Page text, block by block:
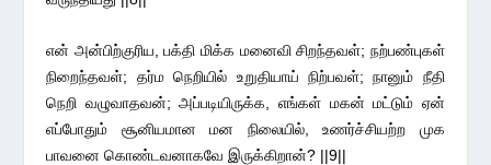
என் அன்பிற்குரிய, பக்தி மிக்க மனைவி சிறந்தவள்; நற்பண்புகள்
நிறைந்தவள்; தர்ம நெறியில் உறுதியாய் நிற்பவள்; நானும் நீதி
நெறி வழுவாதவன்; அப்படியிருக்க, எங்கள் மகன் மட்டும் ஏன்
எப்போதும் சூனியமான மன நிலையில், உணர்ச்சியற்ற முக
பாவனை கொண்டவனாகவே இருக்கிறான்? ||9||